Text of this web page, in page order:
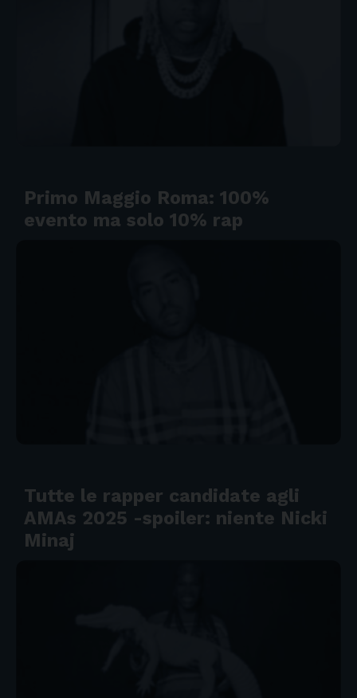
Primo Maggio Roma: 100%
evento ma solo 10% rap
Tutte le rapper candidate agli
AMAs 2025 -spoiler: niente Nicki
Minaj